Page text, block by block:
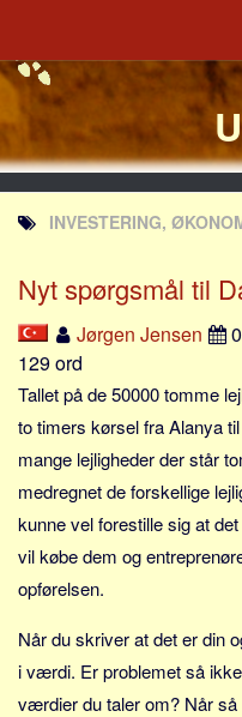
Portal
Udvandrerne.dk
Utvandrerne.no
Utvandrarna.se
Tyskland.dk
England.dk
Rusland.dk
JLKM.dk
Lande
Tyrkiet
Spanien
Frankrig
Sverige
Norge
Grækenland
INVESTERING,
Nyt spørgsmål til
Jørgen Jensen
129 ord
Tallet på de 50000 tomme
to timers kørsel fra Alanya
mange lejligheder der står
medregnet de forskellige
kunne vel forestille sig at
vil købe dem og
opførelsen.
Når du skriver at det er din
i værdi. Er problemet så
værdier du taler om? Når